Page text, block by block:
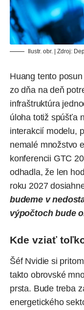
Ilustr. obr. | Zdroj:
Huang tento
zo dňa na deň
infraštruktúra
úloha totiž spúšťa
interakcií modelu,
nemalé množstvo
konferencii GTC
odhadla, že len
roku 2027
budeme v
výpočtoch bude
Kde vziať
Šéf Nvidie si
takto obrovské
prsta. Bude treba
energetického